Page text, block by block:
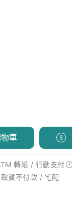
車
轉帳 / 行動支付
貨不付款 / 宅配